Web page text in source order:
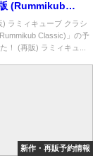
(Rummikub
略と予約購入可能
介！
) ラミィキューブ クラシ
Classic)」の予
！ (再販) ラミィキュ...
新作・再販予約情報